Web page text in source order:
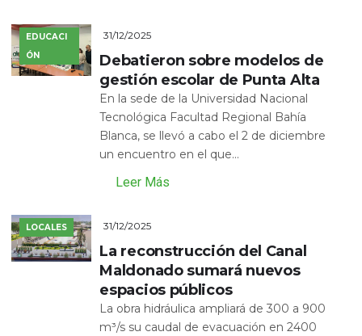
EDUCACI
ÓN
31/12/2025
Debatieron sobre modelos de
gestión escolar de Punta Alta
En la sede de la Universidad Nacional
Tecnológica Facultad Regional Bahía
Blanca, se llevó a cabo el 2 de diciembre
un encuentro en el que...
Leer Más
LOCALES 31/12/2025
La reconstrucción del Canal
Maldonado sumará nuevos
espacios públicos
La obra hidráulica ampliará de 300 a 900
m³/s su caudal de evacuación en 2400